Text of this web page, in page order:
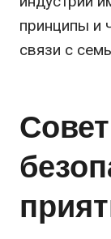
принципы и
связи с